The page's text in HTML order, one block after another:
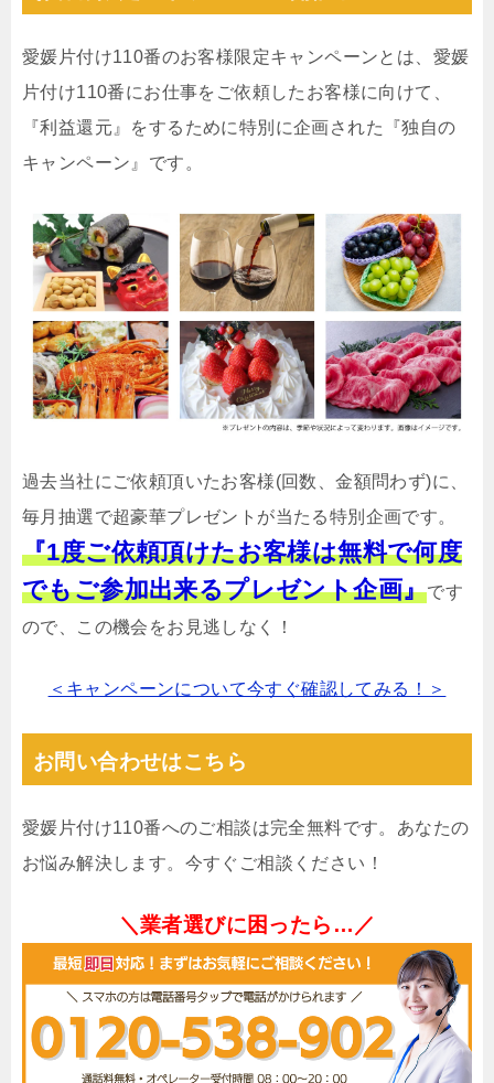
愛媛片付け110番のお客様限定キャンペーンとは、愛媛
片付け110番にお仕事をご依頼したお客様に向けて、
『利益還元』をするために特別に企画された『独自の
キャンペーン』です。
過去当社にご依頼頂いたお客様(回数、金額問わず)に、
毎月抽選で超豪華プレゼントが当たる特別企画です。
『1度ご依頼頂けたお客様は無料で何度
でもご参加出来るプレゼント企画』です
ので、この機会をお見逃しなく！
＜キャンペーンについて今すぐ確認してみる！＞
お問い合わせはこちら
愛媛片付け110番へのご相談は完全無料です。あなたの
お悩み解決します。今すぐご相談ください！
＼業者選びに困ったら…／